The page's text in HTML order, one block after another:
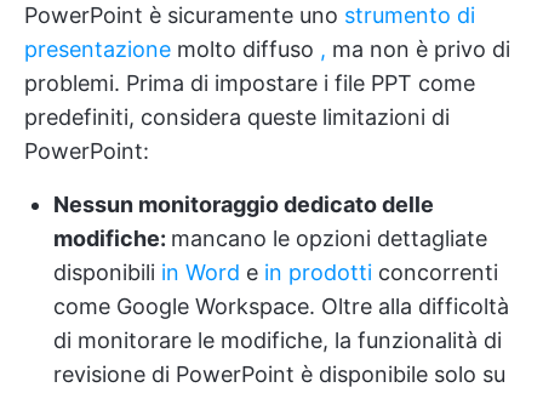
PowerPoint è sicuramente uno strumento di
presentazione molto diffuso , ma non è privo di
problemi. Prima di impostare i file PPT come
predefiniti, considera queste limitazioni di
PowerPoint:
Nessun monitoraggio dedicato delle
modifiche: mancano le opzioni dettagliate
disponibili in Word e in prodotti concorrenti
come Google Workspace. Oltre alla difficoltà
di monitorare le modifiche, la funzionalità di
revisione di PowerPoint è disponibile solo su